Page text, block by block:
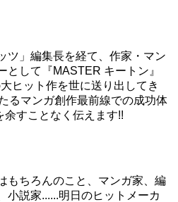
ツ」編集長を経て、作家・マン
として『MASTER キートン』
ヒット作を世に送り出してき
るマンガ創作最前線での成功体
すことなく伝えます!!
もちろんのこと、マンガ家、編
小説家......明日のヒットメーカ